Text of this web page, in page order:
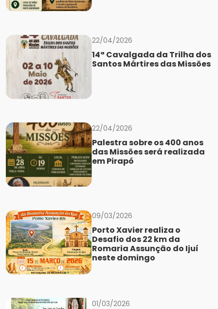
22/04/2026
14ª Cavalgada da Trilha dos
Santos Mártires das Missões
22/04/2026
Palestra sobre os 400 anos
das Missões será realizada
em Pirapó
09/03/2026
Porto Xavier realiza o
Desafio dos 22 km da
Romaria Assunção do Ijuí
neste domingo
01/03/2026